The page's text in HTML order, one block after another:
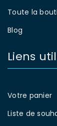
Toute la
Blog
Liens
Votre panier
Liste de